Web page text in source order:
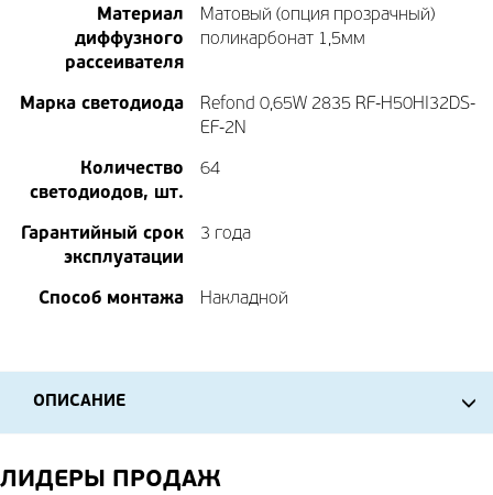
Материал
диффузного
рассеивателя
Матовый (опция прозрачный)
поликарбонат 1,5мм
Марка светодиода
Refond 0,65W 2835 RF-H50HI32DS-
EF-2N
Количество
светодиодов, шт.
64
Гарантийный срок
эксплуатации
3 года
Способ монтажа Накладной
ОПИСАНИЕ
ЛИДЕРЫ ПРОДАЖ